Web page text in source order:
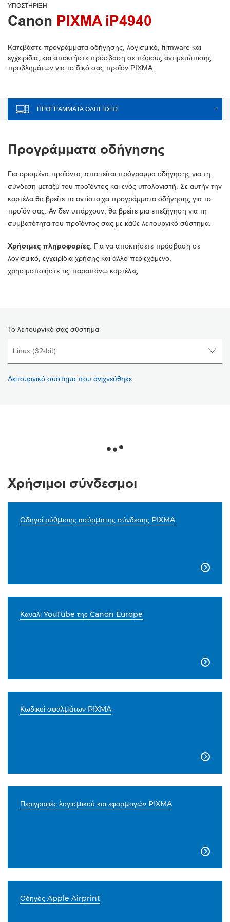
ΥΠΟΣΤΉΡΙΞΗ
Canon PIXMA iP4940
Κατεβάστε προγράμματα οδήγησης, λογισμικό, firmware και
εγχειρίδια, και αποκτήστε πρόσβαση σε πόρους αντιμετώπισης
προβλημάτων για το δικό σας προϊόν PIXMA.
ΠΡΟΓΡΆΜΜΑΤΑ ΟΔΉΓΗΣΗΣ +
Προγράμματα οδήγησης
Για ορισμένα προϊόντα, απαιτείται πρόγραμμα οδήγησης για τη
σύνδεση μεταξύ του προϊόντος και ενός υπολογιστή. Σε αυτήν την
καρτέλα θα βρείτε τα αντίστοιχα προγράμματα οδήγησης για το
προϊόν σας. Αν δεν υπάρχουν, θα βρείτε μια επεξήγηση για τη
συμβατότητα του προϊόντος σας με κάθε λειτουργικό σύστημα.
Χρήσιμες πληροφορίες: Για να αποκτήσετε πρόσβαση σε
λογισμικό, εγχειρίδια χρήσης και άλλο περιεχόμενο,
χρησιμοποιήστε τις παραπάνω καρτέλες.
Το λειτουργικό σας σύστημα
Λειτουργικό σύστημα που ανιχνεύθηκε
Χρήσιμοι σύνδεσμοι
Οδηγοί ρύθμισης ασύρματης σύνδεσης PIXMA

Κανάλι YouTube της Canon Europe

Κωδικοί σφαλμάτων PIXMA

Περιγραφές λογισμικού και εφαρμογών PIXMA

Οδηγός Apple Airprint